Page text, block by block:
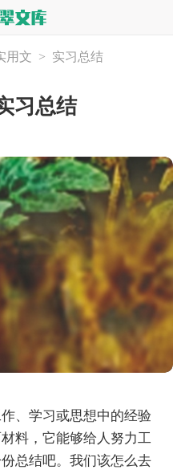
用文 > 实习总结
习总结
、学习或思想中的经验
料，它能够给人努力工
总结吧。我们该怎么去